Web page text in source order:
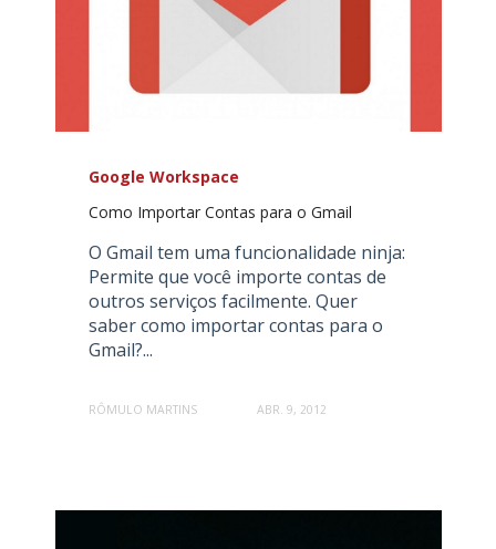
Google Workspace
Como Importar Contas para o Gmail
O Gmail tem uma funcionalidade ninja:
Permite que você importe contas de
outros serviços facilmente. Quer
saber como importar contas para o
Gmail?...
RÔMULO MARTINS ABR. 9, 2012